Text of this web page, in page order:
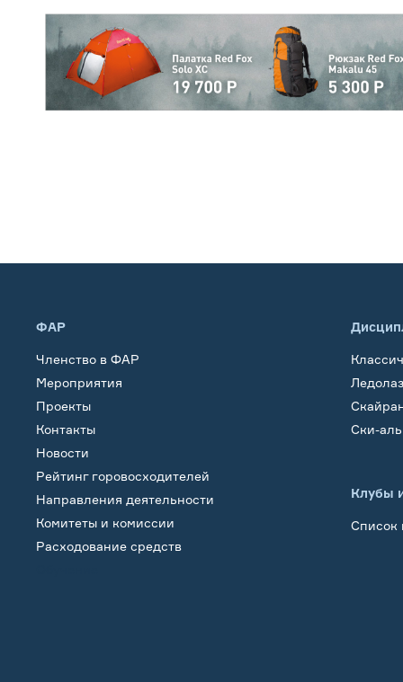
ФАР
Членство в ФАР
Мероприятия
Проекты
Контакты
Новости
Рейтинг горовосходителей
Направления деятельности
Комитеты и комиссии
Расходование средств
Ски-
Клубы
Список